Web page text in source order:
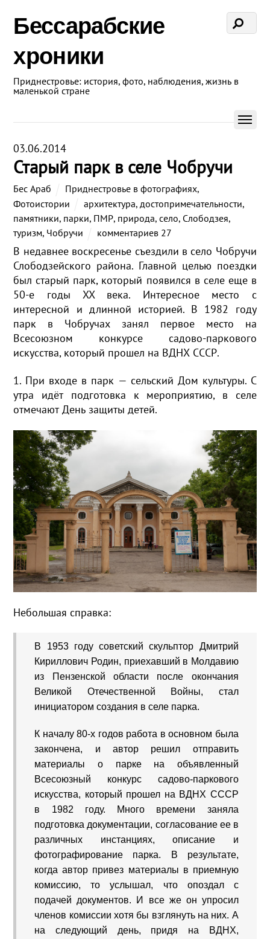
Бессарабские
хроники
Приднестровье: история, фото, наблюдения, жизнь в
маленькой стране
03.06.2014
Старый парк в селе Чобручи
Бес Араб Приднестровье в фотографиях,
Фотоистории
архитектура, достопримечательности,
памятники, парки, ПМР, природа,село, Слободзея,
туризм, Чобручи комментариев 27
В недавнее воскресенье съездили в село Чобручи
Слободзейского района. Главной целью поездки
был старый парк, который появился в селе еще в
50-е годы XX века. Интересное место с
интересной и длинной историей. В 1982 году
парк в Чобручах занял первое место на
Всесоюзном конкурсе садово-паркового
искусства, который прошел на ВДНХ СССР.
1. При входе в парк — сельский Дом культуры. С
утра идёт подготовка к мероприятию, в селе
отмечают День защиты детей.
Небольшая справка:
В 1953 году советский скульптор Дмитрий
Кириллович Родин, приехавший в Молдавию
из Пензенской области после окончания
Великой Отечественной Войны, стал
инициатором создания в селе парка.
К началу 80-х годов работа в основном была
закончена, и автор решил отправить
материалы о парке на объявленный
Всесоюзный конкурс садово-паркового
искусства, который прошел на ВДНХ СССР
в 1982 году. Много времени заняла
подготовка документации, согласование ее в
различных инстанциях, описание и
фотографирование парка. В результате,
когда автор привез материалы в приемную
комиссию, то услышал, что опоздал с
подачей документов. И все же он упросил
членов комиссии хотя бы взглянуть на них. А
на следующий день, придя на ВДНХ,